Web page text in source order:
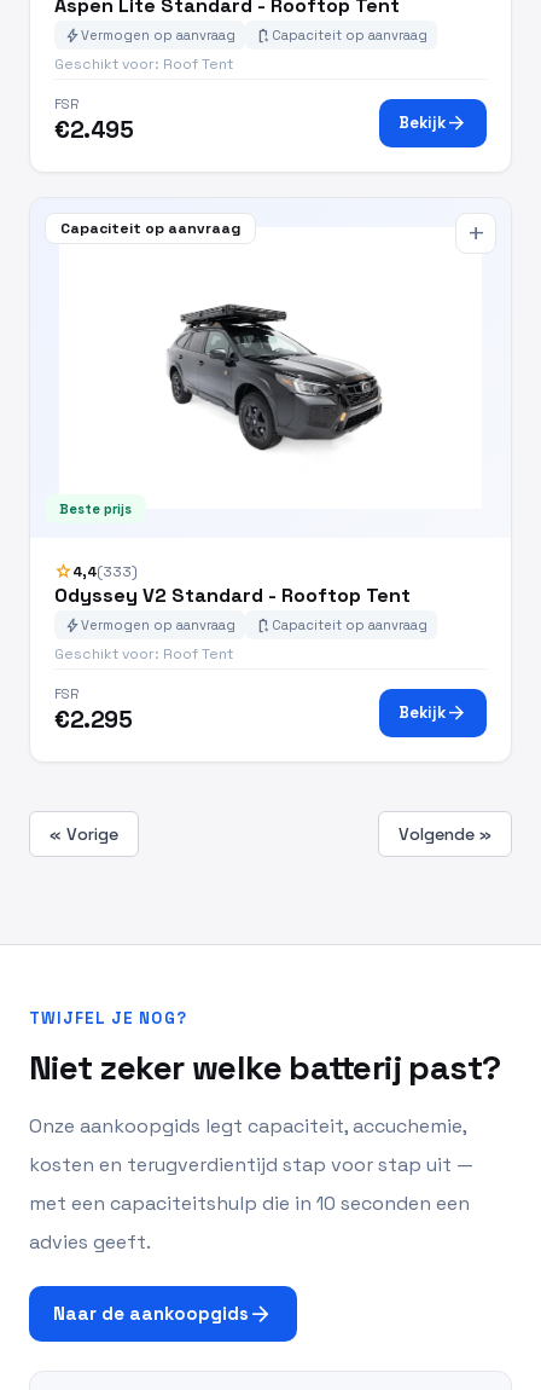
boltVermogen op aanvraag battery_charging_full Capaciteit op aanvraag
Geschikt voor: Roof Tent
FSR
€2.495 Bekijkarrow_forward
Capaciteit op aanvraag
Beste prijs
add
star4,4(333)
Odyssey V2 Standard - Rooftop Tent
boltVermogen op aanvraag battery_charging_full Capaciteit op aanvraag
Geschikt voor: Roof Tent
FSR
€2.295 Bekijkarrow_forward
« Vorige Volgende »
TWIJFEL JE NOG?
Niet zeker welke batterij past?
Onze aankoopgids legt capaciteit, accuchemie,
kosten en terugverdientijd stap voor stap uit —
met een capaciteitshulp die in 10 seconden een
advies geeft.
Naar de aankoopgids arrow_forward